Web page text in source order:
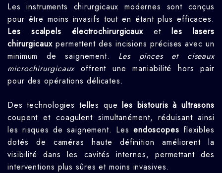
Les instruments chirurgicaux modernes sont conçus
pour être moins invasifs tout en étant plus efficaces.
Les scalpels électrochirurgicaux et les lasers
chirurgicauxpermettent des incisions précises avec un
minimum de saignement. Les pinces et ciseaux
microchirurgicaux offrent une maniabilité hors pair
pour des opérations délicates.
Des technologies telles queles bistouris à ultrasons
coupent et coagulent simultanément, réduisant ainsi
les risques de saignement. Les endoscopes flexibles
dotés de caméras haute définition améliorent la
visibilité dans les cavités internes, permettant des
interventions plus sûres et moins invasives.